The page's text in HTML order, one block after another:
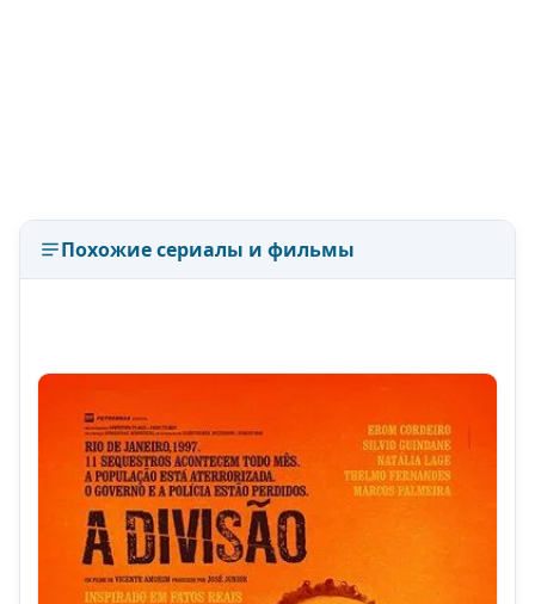
Похожие сериалы и фильмы